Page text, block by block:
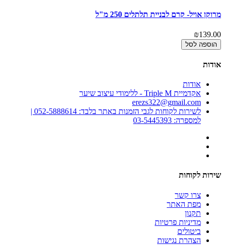
מרוקן אויל- קרם לבניית תלתלים 250 מ"ל
₪139.00
הוספה לסל
אודות
אודות
אקדמיית Triple M - ללימודי עיצוב שיער
erezs322@gmail.com
לשירות לקוחות לגבי הזמנות באתר בלבד: 052-5888614 |
למספרה: 03-5445393
שירות לקוחות
צרו קשר
מפת האתר
תקנון
מדיניות פרטיות
ביטולים
הצהרת נגישות